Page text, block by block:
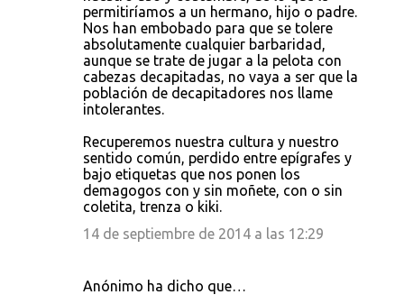
permitiríamos a un hermano, hijo o padre.
Nos han embobado para que se tolere
absolutamente cualquier barbaridad,
aunque se trate de jugar a la pelota con
cabezas decapitadas, no vaya a ser que la
población de decapitadores nos llame
intolerantes.
Recuperemos nuestra cultura y nuestro
sentido común, perdido entre epígrafes y
bajo etiquetas que nos ponen los
demagogos con y sin moñete, con o sin
coletita, trenza o kiki.
14 de septiembre de 2014 a las 12:29
Anónimo ha dicho que…